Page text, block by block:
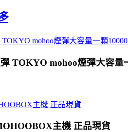
彈 TOKYO mohoo煙彈大容量
主機 正品現貨